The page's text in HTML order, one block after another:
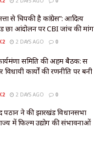
से चिपकी है कांग्रेस”: आदित्य
छात्र आंदोलन पर CBI जांच की मांग
2 DAYS AGO 0
समिति की अहम बैठक: सत्र
कार्यों की रणनीति पर बनी
2 DAYS AGO 0
पठान ने की झारखंड विधानसभा
में फिल्म उद्योग की संभावनाओं